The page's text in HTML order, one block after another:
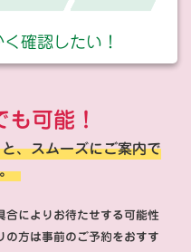
確認したい！
可能！
、スムーズにご案内で
によりお待たせする可能性
の方は事前のご予約をおすす